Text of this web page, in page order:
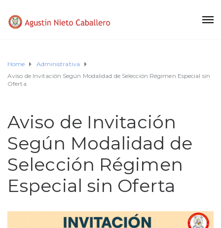
Home
Administrativa
Aviso de Invitación Según Modalidad de Selección Régimen Especial sin
Oferta
Aviso de Invitación
Según Modalidad de
Selección Régimen
Especial sin Oferta